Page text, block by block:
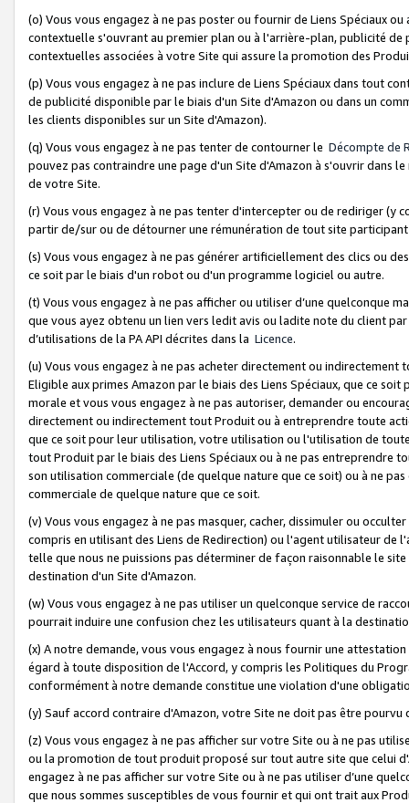
(o) Vous vous engagez à ne pas poster ou fournir de Liens Spéciaux
contextuelle s'ouvrant au premier plan ou à l'arrière-plan, publicité
contextuelles associées à votre Site qui assure la promotion des
(p) Vous vous engagez à ne pas inclure de Liens Spéciaux dans tout
de publicité disponible par le biais d'un Site d'Amazon ou dans un
les clients disponibles sur un Site d'Amazon).
(q) Vous vous engagez à ne pas tenter de contourner le Décompte de
pouvez pas contraindre une page d'un Site d'Amazon à s'ouvrir dans
de votre Site.
(r) Vous vous engagez à ne pas tenter d'intercepter ou de rediriger
partir de/sur ou de détourner une rémunération de tout site
(s) Vous vous engagez à ne pas générer artificiellement des clics ou
ce soit par le biais d'un robot ou d'un programme logiciel ou autre.
(t) Vous vous engagez à ne pas afficher ou utiliser d’une quelconque
que vous ayez obtenu un lien vers ledit avis ou ladite note du client
d’utilisations de la PA API décrites dans la Licence.
(u) Vous vous engagez à ne pas acheter directement ou
Eligible aux primes Amazon par le biais des Liens Spéciaux, que ce
morale et vous vous engagez à ne pas autoriser, demander ou
directement ou indirectement tout Produit ou à entreprendre toute
que ce soit pour leur utilisation, votre utilisation ou l'utilisation de
tout Produit par le biais des Liens Spéciaux ou à ne pas entreprendre
son utilisation commerciale (de quelque nature que ce soit) ou à ne
commerciale de quelque nature que ce soit.
(v) Vous vous engagez à ne pas masquer, cacher, dissimuler ou
compris en utilisant des Liens de Redirection) ou l'agent utilisateur
telle que nous ne puissions pas déterminer de façon raisonnable le
destination d'un Site d'Amazon.
(w) Vous vous engagez à ne pas utiliser un quelconque service de
pourrait induire une confusion chez les utilisateurs quant à la
(x) A notre demande, vous vous engagez à nous fournir une
égard à toute disposition de l'Accord, y compris les Politiques du
conformément à notre demande constitue une violation d'une
(y) Sauf accord contraire d'Amazon, votre Site ne doit pas être
(z) Vous vous engagez à ne pas afficher sur votre Site ou à ne pas
ou la promotion de tout produit proposé sur tout autre site que celui
engagez à ne pas afficher sur votre Site ou à ne pas utiliser d’une
que nous sommes susceptibles de vous fournir et qui ont trait aux